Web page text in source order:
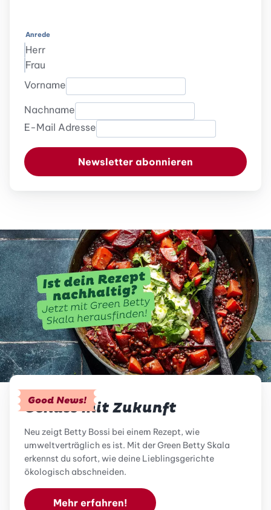
Anrede
Herr
Frau
Vorname
Nachname
E-Mail Adresse
Newsletter abonnieren
Good News!
Genuss mit Zukunft
Neu zeigt Betty Bossi bei einem Rezept, wie
umweltverträglich es ist. Mit der Green Betty Skala
erkennst du sofort, wie deine Lieblingsgerichte
ökologisch abschneiden.
Mehr erfahren!